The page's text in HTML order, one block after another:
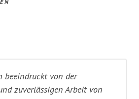
von der
zuverlässigen Arbeit von